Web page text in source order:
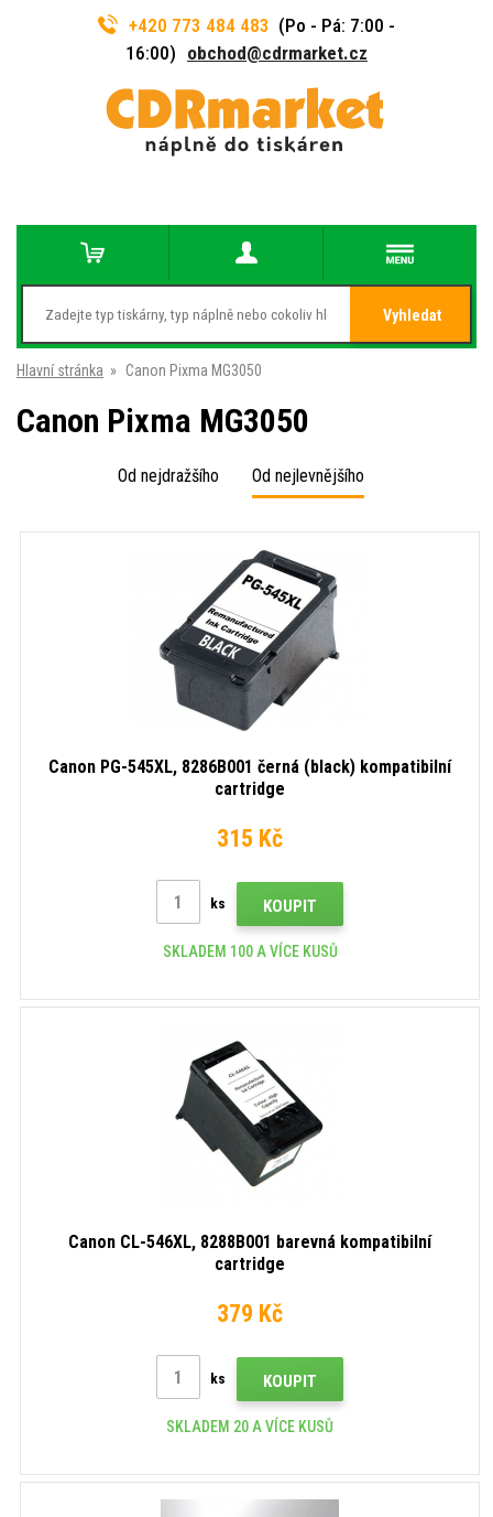
+420 773 484 483 (Po - Pá: 7:00 -
16:00) obchod@cdrmarket.cz
Vyhledat
Hlavní stránka » Canon Pixma MG3050
Canon Pixma MG3050
Od nejdražšího Od nejlevnějšího
Canon PG-545XL, 8286B001 černá (black) kompatibilní
cartridge
315 Kč
ks KOUPIT
SKLADEM 100 A VÍCE KUSŮ
Canon CL-546XL, 8288B001 barevná kompatibilní
cartridge
379 Kč
ks KOUPIT
SKLADEM 20 A VÍCE KUSŮ